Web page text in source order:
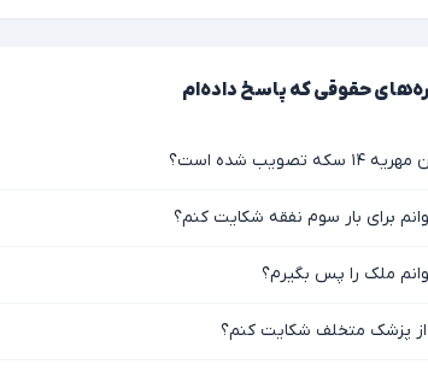
حقوقی که پاسخ داده‌ام
سکه تصویب شده است؟
برای بار سوم نفقه شکایت کنم؟
ملک را پس بگیرم؟
پزشک متخلف شکایت کنم؟